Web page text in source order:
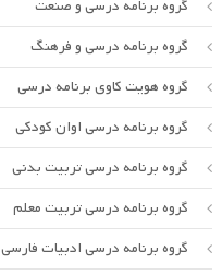
گروه برنامه درسی و صنعت
گروه برنامه درسی و فرهنگ
گروه هویت کاوی برنامه درسی
گروه برنامه درسی اوان کودکی
گروه برنامه درسی تربیت بدنی
گروه برنامه درسی تربیت معلم
گروه برنامه درسی ادبیات فارسی